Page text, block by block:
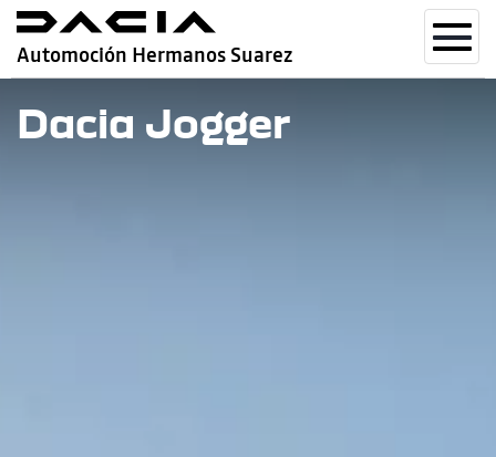
Automoción Hermanos Suarez
Dacia Jogger